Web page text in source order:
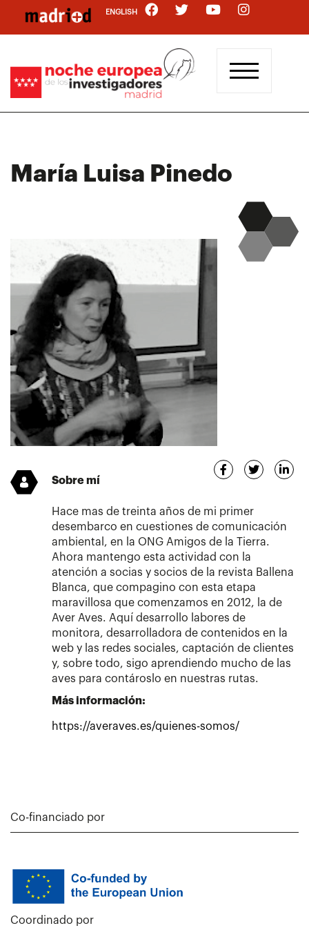
contenido
ENGLISH
María Luisa Pinedo
Sobre mí
Hace mas de treinta años de mi primer
desembarco en cuestiones de comunicación
ambiental, en la ONG Amigos de la Tierra.
Ahora mantengo esta actividad con la
atención a socias y socios de la revista Ballena
Blanca, que compagino con esta etapa
maravillosa que comenzamos en 2012, la de
Aver Aves. Aquí desarrollo labores de
monitora, desarrolladora de contenidos en la
web y las redes sociales, captación de clientes
y, sobre todo, sigo aprendiendo mucho de las
aves para contároslo en nuestras rutas.
Más información:
https://averaves.es/quienes-somos/
Co-financiado por
Coordinado por